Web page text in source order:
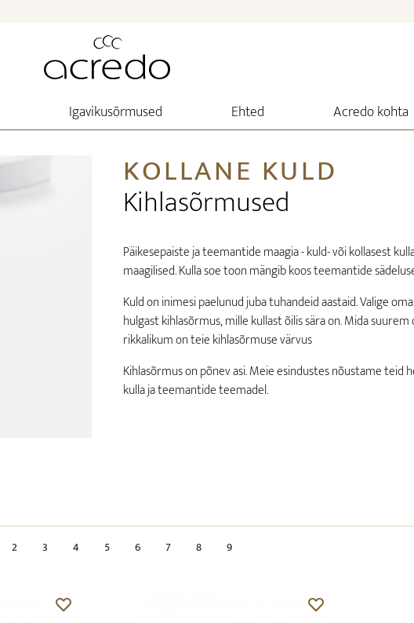
Igavikusõrmused Ehted Acredo kohta
KOLLANE KULD
Kihlasõrmused
Päikesepaiste ja teemantide maagia - kuld- või kollasest
maagilised. Kulla soe toon mängib koos teemantide
Kuld on inimesi paelunud juba tuhandeid aastaid. Valige
hulgast kihlasõrmus, mille kullast õilis sära on. Mida suurem
rikkalikum on teie kihlasõrmuse värvus
Kihlasõrmus on põnev asi. Meie esindustes nõustame teid
kulla ja teemantide teemadel.
2 3 4 5 6 7 8 9